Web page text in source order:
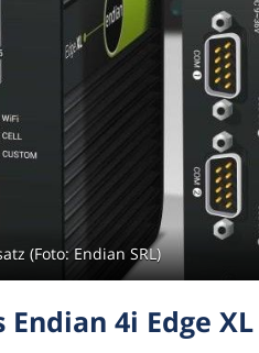
(Foto: Endian SRL)
4i Edge